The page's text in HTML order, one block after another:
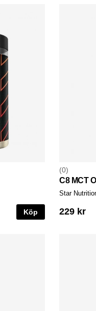
Köp
0
C8 MCT
Star
229 kr